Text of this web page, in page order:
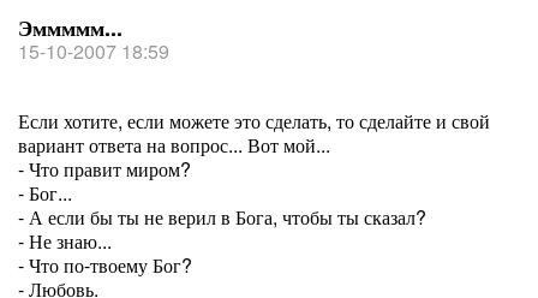
Эммммм...
15-10-2007 18:59
Если хотите, если можете это сделать, то сделайте и свой
вариант ответа на вопрос... Вот мой...
- Что правит миром?
- Бог...
- А если бы ты не верил в Бога, чтобы ты сказал?
- Не знаю...
- Что по-твоему Бог?
- Любовь.